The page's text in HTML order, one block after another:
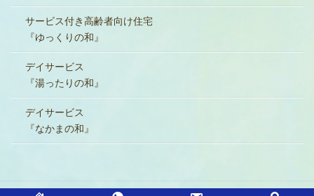
サービス付き高齢者向け住宅
『ゆっくりの和』
デイサービス
『湯ったりの和』
デイサービス
『なかまの和』